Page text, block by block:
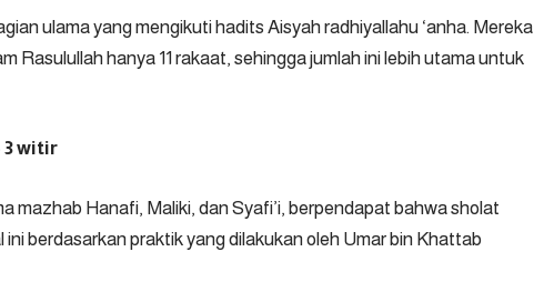
ulama yang mengikuti hadits Aisyah radhiyallahu ‘anha. Mereka
Rasulullah hanya 11 rakaat, sehingga jumlah ini lebih utama untuk
3 witir
mazhab Hanafi, Maliki, dan Syafi’i, berpendapat bahwa sholat
berdasarkan praktik yang dilakukan oleh Umar bin Khattab